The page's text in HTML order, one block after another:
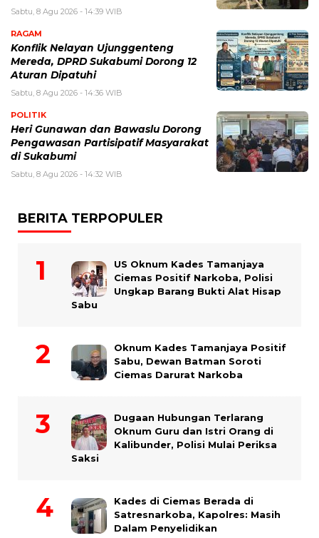
Sabtu, 8 Agu 2026 - 14:39 WIB
RAGAM
Konflik Nelayan Ujunggenteng
Mereda, DPRD Sukabumi Dorong 12
Aturan Dipatuhi
Sabtu, 8 Agu 2026 - 14:36 WIB
POLITIK
Heri Gunawan dan Bawaslu Dorong
Pengawasan Partisipatif Masyarakat
di Sukabumi
Sabtu, 8 Agu 2026 - 14:32 WIB
BERITA TERPOPULER
US Oknum Kades Tamanjaya
Ciemas Positif Narkoba, Polisi
Ungkap Barang Bukti Alat Hisap
Sabu
Oknum Kades Tamanjaya Positif
Sabu, Dewan Batman Soroti
Ciemas Darurat Narkoba
Dugaan Hubungan Terlarang
Oknum Guru dan Istri Orang di
Kalibunder, Polisi Mulai Periksa
Saksi
Kades di Ciemas Berada di
Satresnarkoba, Kapolres: Masih
Dalam Penyelidikan